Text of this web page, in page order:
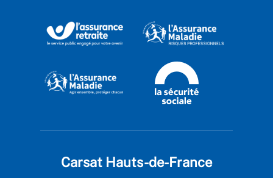
Carsat Hauts-de-France